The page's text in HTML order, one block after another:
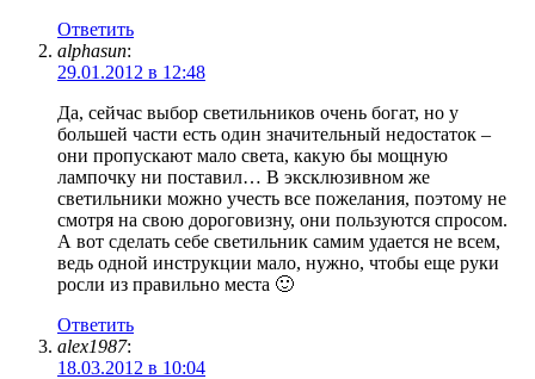
Ответить
alphasun:
29.01.2012 в 12:48
Да, сейчас выбор светильников очень богат, но у
большей части есть один значительный недостаток –
они пропускают мало света, какую бы мощную
лампочку ни поставил… В эксклюзивном же
светильники можно учесть все пожелания, поэтому не
смотря на свою дороговизну, они пользуются спросом.
А вот сделать себе светильник самим удается не всем,
ведь одной инструкции мало, нужно, чтобы еще руки
росли из правильно места 🙂
Ответить
alex1987:
18.03.2012 в 10:04